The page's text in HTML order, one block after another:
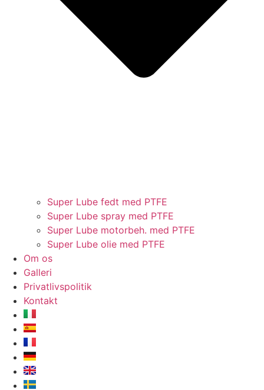
Super Lube fedt med PTFE
Super Lube spray med PTFE
Super Lube motorbeh. med PTFE
Super Lube olie med PTFE
Om os
Galleri
Privatlivspolitik
Kontakt